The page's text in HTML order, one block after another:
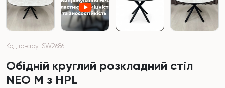
Код товару: SW2686
Обідній круглий розкладний стіл
NEO M з HPL